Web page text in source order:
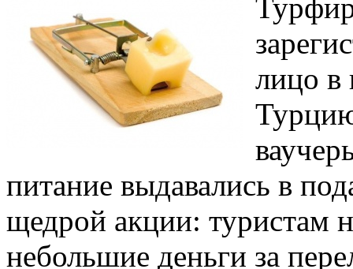
лицо в
питание выдавались в
щедрой акции: туристам
небольшие деньги за